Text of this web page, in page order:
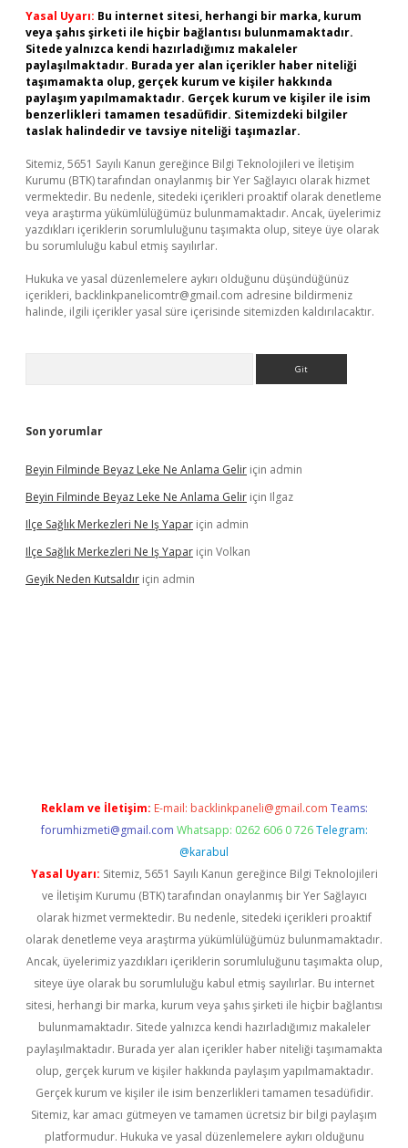
Yasal Uyarı: Bu internet sitesi, herhangi bir marka, kurum
veya şahıs şirketi ile hiçbir bağlantısı bulunmamaktadır.
Sitede yalnızca kendi hazırladığımız makaleler
paylaşılmaktadır. Burada yer alan içerikler haber niteliği
taşımamakta olup, gerçek kurum ve kişiler hakkında
paylaşım yapılmamaktadır. Gerçek kurum ve kişiler ile isim
benzerlikleri tamamen tesadüfidir. Sitemizdeki bilgiler
taslak halindedir ve tavsiye niteliği taşımazlar.
Sitemiz, 5651 Sayılı Kanun gereğince Bilgi Teknolojileri ve İletişim
Kurumu (BTK) tarafından onaylanmış bir Yer Sağlayıcı olarak hizmet
vermektedir. Bu nedenle, sitedeki içerikleri proaktif olarak denetleme
veya araştırma yükümlülüğümüz bulunmamaktadır. Ancak, üyelerimiz
yazdıkları içeriklerin sorumluluğunu taşımakta olup, siteye üye olarak
bu sorumluluğu kabul etmiş sayılırlar.
Hukuka ve yasal düzenlemelere aykırı olduğunu düşündüğünüz
içerikleri, backlinkpanelicomtr@gmail.com adresine bildirmeniz
halinde, ilgili içerikler yasal süre içerisinde sitemizden kaldırılacaktır.
Son yorumlar
Beyin Filminde Beyaz Leke Ne Anlama Gelir için admin
Beyin Filminde Beyaz Leke Ne Anlama Gelir için Ilgaz
Ilçe Sağlık Merkezleri Ne Iş Yapar için admin
Ilçe Sağlık Merkezleri Ne Iş Yapar için Volkan
Geyik Neden Kutsaldır için admin
Reklam ve İletişim: E-mail: backlinkpaneli@gmail.com Teams:
forumhizmeti@gmail.com Whatsapp: 0262 606 0 726 Telegram:
@karabul
Yasal Uyarı: Sitemiz, 5651 Sayılı Kanun gereğince Bilgi Teknolojileri
ve İletişim Kurumu (BTK) tarafından onaylanmış bir Yer Sağlayıcı
olarak hizmet vermektedir. Bu nedenle, sitedeki içerikleri proaktif
olarak denetleme veya araştırma yükümlülüğümüz bulunmamaktadır.
Ancak, üyelerimiz yazdıkları içeriklerin sorumluluğunu taşımakta olup,
siteye üye olarak bu sorumluluğu kabul etmiş sayılırlar. Bu internet
sitesi, herhangi bir marka, kurum veya şahıs şirketi ile hiçbir bağlantısı
bulunmamaktadır. Sitede yalnızca kendi hazırladığımız makaleler
paylaşılmaktadır. Burada yer alan içerikler haber niteliği taşımamakta
olup, gerçek kurum ve kişiler hakkında paylaşım yapılmamaktadır.
Gerçek kurum ve kişiler ile isim benzerlikleri tamamen tesadüfidir.
Sitemiz, kar amacı gütmeyen ve tamamen ücretsiz bir bilgi paylaşım
platformudur. Hukuka ve yasal düzenlemelere aykırı olduğunu